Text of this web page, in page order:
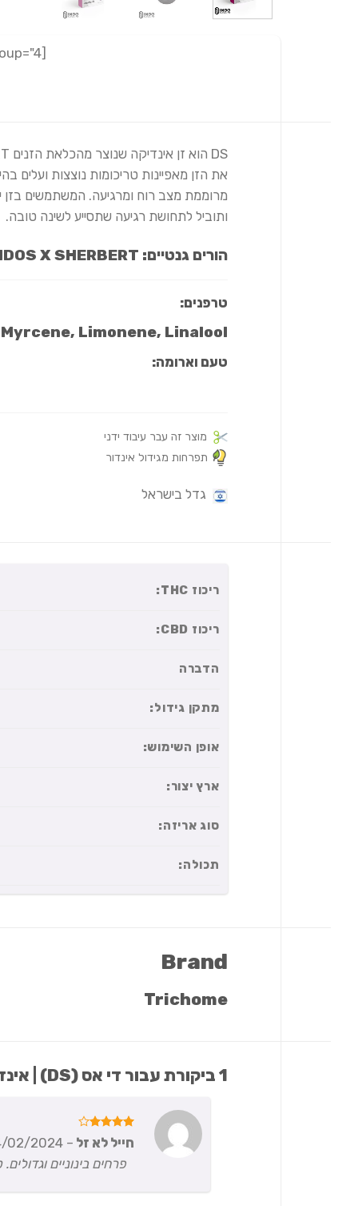
[adrotate group="4"]
DS הוא זן אינדיקה שנוצר מהכלאת הזנים DOSIDOS X SHERBERT.
את הזן מאפיינות טריכומות נוצצות ועלים
מרוממת מצב רוח ומרגיעה. המשתמשים בזן
ותוביל לתחושת רגיעה שתסייע לשינה טובה.
הורים גנטיים: X SHERBERT
טרפנים:
Limonene, Linalool
טעם וארומה:
מוצר זה עבר עיבוד ידני
תפרחות מגידול אינדור
גדל בישראל
ריכוז THC:
ריכוז CBD:
הדברה
מתקן גידול:
אופן השימוש:
ארץ יצור:
סוג אריזה:
תכולה:
Brand
Trichome
1 ביקורת עבור די אס (DS) | אינדיקה T20/C4
דורג 4
מתוך 5
חייל לא זל –
02/2024
פרחים בינוניים